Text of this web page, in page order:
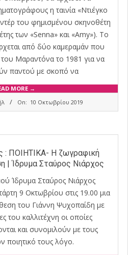
η ταινία «Ντιέγκο
του φημισμένου σκηνοθέτη
των «Senna» και «Amy»). Το
από δύο καμεραμάν που
Μαραντόνα το 1981 για να
παντού με σκοπό να
MORE →
On: 10 Οκτωβρίου 2019
: ΠΟΙΗΤΙΚΑ- Η ζωγραφική
| Ίδρυμα Σταύρος Νιάρχος
Ίδρυμα Σταύρος Νιάρχος
9 Οκτωβρίου στις 19.00 μια
του Γιάννη Ψυχοπαίδη με
του καλλιτέχνη οι οποίες
και συνομιλούν με τους
ποιητικό τους λόγο.